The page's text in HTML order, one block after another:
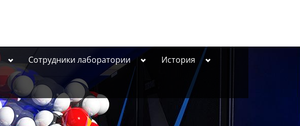
Toggle
sub-
menu
Сотрудники лаборатории ToggleИстория Toggle